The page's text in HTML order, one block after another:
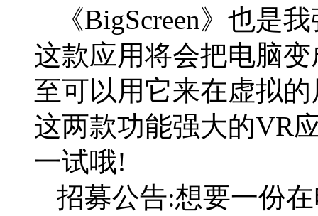
《BigScreen》也是
这款应用将会把电脑
至可以用它来在虚拟
这两款功能强大的VR
一试哦!
招募公告:想要一份